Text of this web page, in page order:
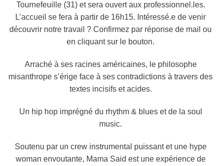
Tournefeuille (31) et sera ouvert aux professionnel.les.
L’accueil se fera à partir de 16h15. Intéressé.e de venir
découvrir notre travail ? Confirmez par réponse de mail ou
en cliquant sur le bouton.
Arraché à ses racines américaines, le philosophe
misanthrope s’érige face à ses contradictions à travers des
textes incisifs et acides.
Un hip hop imprégné du rhythm & blues et de la soul
music.
Soutenu par un crew instrumental puissant et une hype
woman envoutante, Mama Said est une expérience de